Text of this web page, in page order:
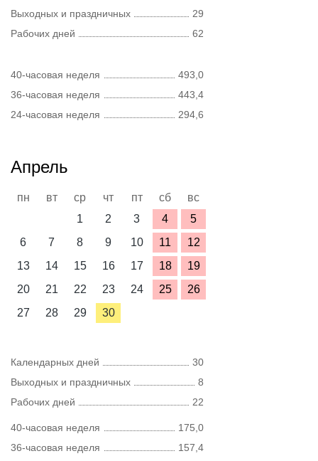
Выходных и праздничных
29
Рабочих дней
62
40-часовая неделя
493,0
36-часовая неделя
443,4
24-часовая неделя
294,6
Апрель
пн вт ср чт пт сб
вс
1
2 3 4
5
6
7 8 9 10 11
12
13
14 15 16 17 18
19
20
21 22 23 24 25
26
27
28 29 30
Календарных дней
30
Выходных и праздничных
8
Рабочих дней
22
40-часовая неделя
175,0
36-часовая неделя
157,4